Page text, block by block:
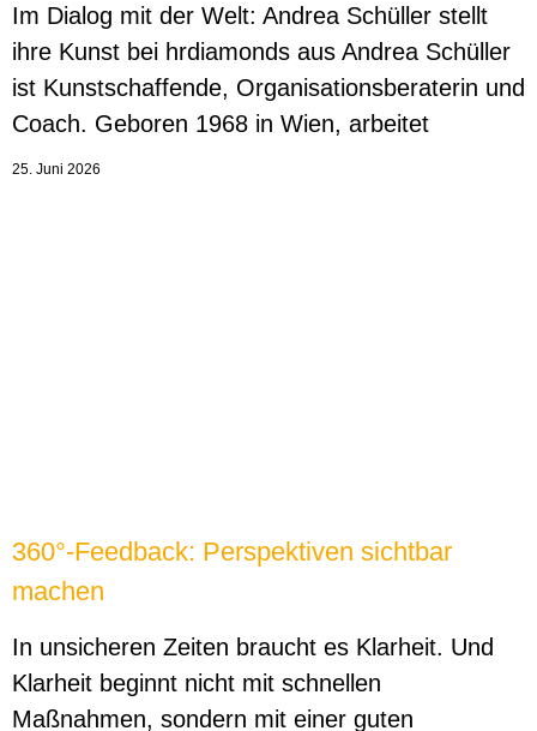
Im Dialog mit der Welt: Andrea Schüller stellt
ihre Kunst bei hrdiamonds aus Andrea Schüller
ist Kunstschaffende, Organisationsberaterin und
Coach. Geboren 1968 in Wien, arbeitet
25. Juni 2026
360°-Feedback: Perspektiven sichtbar
machen
In unsicheren Zeiten braucht es Klarheit. Und
Klarheit beginnt nicht mit schnellen
Maßnahmen, sondern mit einer guten